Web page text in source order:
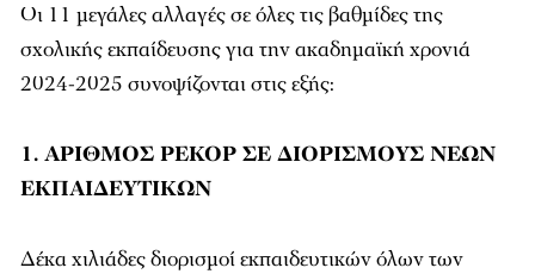
Οι 11 μεγάλες αλλαγές σε όλες τις βαθμίδες της
σχολικής εκπαίδευσης για την ακαδημαϊκή χρονιά
2024-2025 συνοψίζονται στις εξής:
1. ΑΡΙΘΜΟΣ ΡΕΚΟΡ ΣΕ ΔΙΟΡΙΣΜΟΥΣ ΝΕΩΝ
ΕΚΠΑΙΔΕΥΤΙΚΩΝ
Δέκα χιλιάδες διορισμοί εκπαιδευτικών όλων των